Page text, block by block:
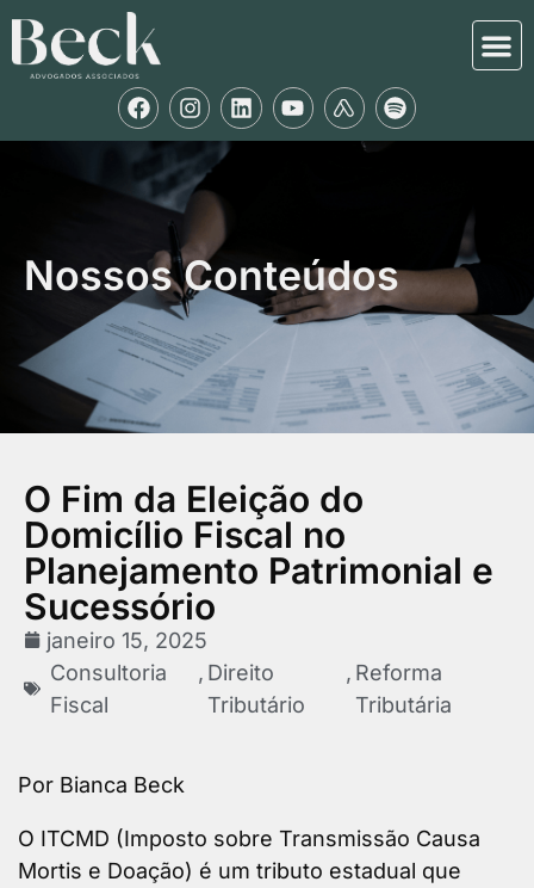
Nossos Conteúdos
O Fim da Eleição do
Domicílio Fiscal no
Planejamento Patrimonial e
Sucessório
janeiro 15, 2025
Consultoria
Fiscal
, Direito
Tributário
, Reforma
Tributária
Por Bianca Beck
O ITCMD (Imposto sobre Transmissão Causa
Mortis e Doação) é um tributo estadual que